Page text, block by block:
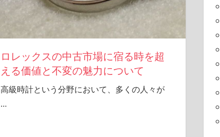
ロレックスの中古市場に宿る時を超
える価値と不変の魅力について
高級時計という分野において、多くの人々が
…